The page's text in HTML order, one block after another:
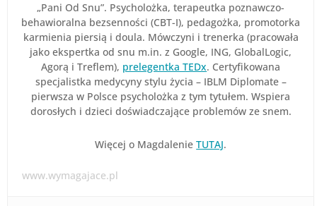
„Pani Od Snu”. Psycholożka, terapeutka poznawczo-
behawioralna bezsenności (CBT-I), pedagożka, promotorka
karmienia piersią i doula. Mówczyni i trenerka (pracowała
jako ekspertka od snu m.in. z Google, ING, GlobalLogic,
Agorą i Treflem), prelegentka TEDx. Certyfikowana
specjalistka medycyny stylu życia – IBLM Diplomate –
pierwsza w Polsce psycholożka z tym tytułem. Wspiera
dorosłych i dzieci doświadczające problemów ze snem.
Więcej o MagdalenieTUTAJ.
www.wymagajace.pl